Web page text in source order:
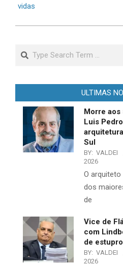
vidas
Search
ULTIMAS
Morre aos
Luis
Sul
BY: VALDEI
2026
O arquiteto
dos
de
Vice de
com
de estupro
BY: VALDEI
2026